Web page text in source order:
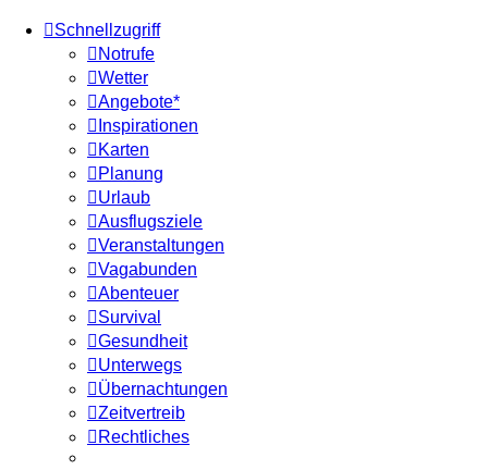
Schnellzugriff
Notrufe
Wetter
Angebote*
Inspirationen
Karten
Planung
Urlaub
Ausflugsziele
Veranstaltungen
Vagabunden
Abenteuer
Survival
Gesundheit
Unterwegs
Übernachtungen
Zeitvertreib
Rechtliches